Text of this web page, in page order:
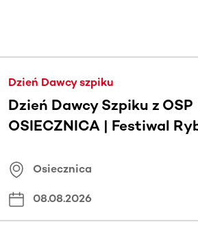
Dzień Dawcy szpiku
Dzień Dawcy Szpiku z OSP
OSIECZNICA | Festiwal
Osiecznica
08.08.2026